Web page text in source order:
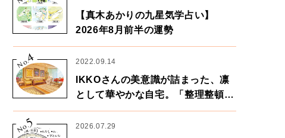
【真木あかりの九星気学占い】
2026年8月前半の運勢
No.
4 2022.09.14
IKKOさんの美意識が詰まった、凛
として華やかな自宅。「整理整頓は
心のリズムが乱されないための作
業」。
No.
5 2026.07.29